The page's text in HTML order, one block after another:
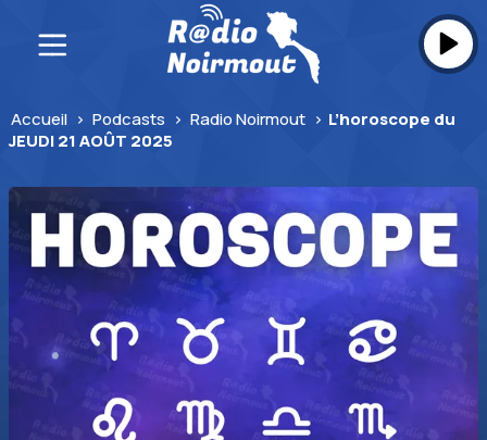
Accueil > Podcasts > Radio Noirmout > L’horoscope du
JEUDI 21 AOÛT 2025